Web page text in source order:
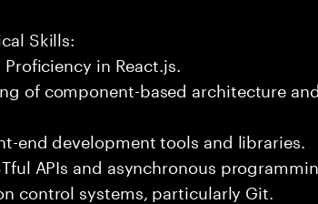
Skills:
in React.js.
of component-based architecture
end development tools and libraries.
APIs and asynchronous
control systems, particularly Git.